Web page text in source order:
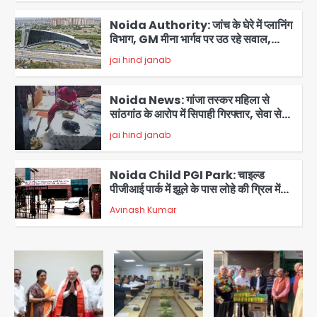
3
Noida Authority: जांच के घेरे में प्लानिंग
विभाग, GM मीना भार्गव पर उठ रहे सवाल,
कार्रवाई में देरी पर भी चर्चा तेज
jai hind janab
4
Noida News: गांजा तस्कर महिला से
सांठगांठ के आरोप में सिपाही गिरफ्तार, सेवा से
बर्खास्त, कई पुलिसकर्मियों में डर
jai hind janab
5
Noida Child PGI Park: चाइल्ड
पीजीआई पार्क में झूले के पास लोहे की ग्रिल में
उतरा करंट, 7 साल के बच्चे की हालत गंभीर,
बिजली विभाग पर लापरवाही का आरोप
Avinash Kumar
1
Heavy rains wreak havoc in
Uttarakhand: भूस्खलन से यमुनोत्री,
केदारनाथ और सिमली-ग्वालदम हाईवे बंद,
चमोली-उत्तरकाशी में श्रद्धालु फंसे, नदियां खतरे
के निशान के पार
jai hind janab